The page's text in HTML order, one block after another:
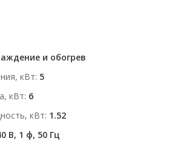
и обогрев
кВт 5
кВт 6
кВт 1.52
В, 1 ф, 50 Гц